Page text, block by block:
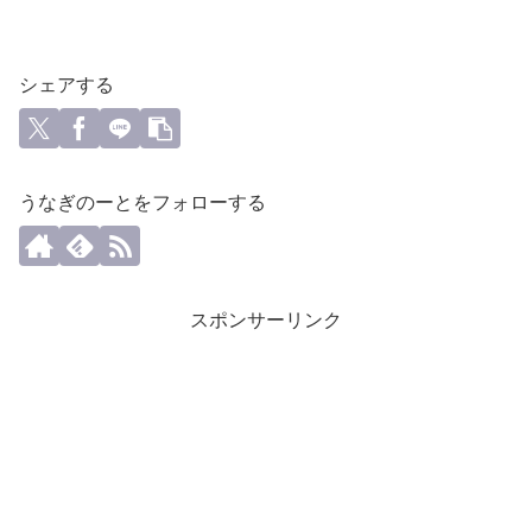
シェアする
うなぎのーとをフォローする
スポンサーリンク